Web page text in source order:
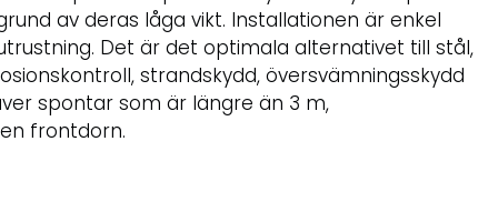
av deras låga vikt. Installationen är enkel
Det är det optimala alternativet till stål,
strandskydd, översvämningsskydd
spontar som är längre än 3 m,
frontdorn.